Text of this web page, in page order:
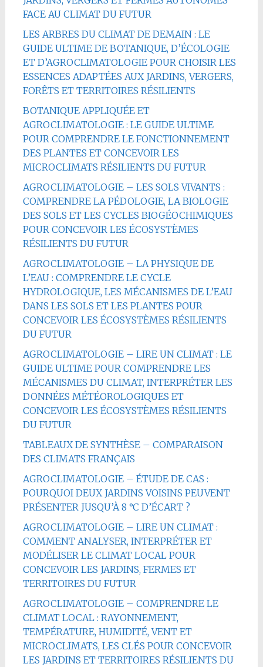
FACE AU CLIMAT DU FUTUR
LES ARBRES DU CLIMAT DE DEMAIN : LE
GUIDE ULTIME DE BOTANIQUE, D’ÉCOLOGIE
ET D’AGROCLIMATOLOGIE POUR CHOISIR LES
ESSENCES ADAPTÉES AUX JARDINS, VERGERS,
FORÊTS ET TERRITOIRES RÉSILIENTS
BOTANIQUE APPLIQUÉE ET
AGROCLIMATOLOGIE : LE GUIDE ULTIME
POUR COMPRENDRE LE FONCTIONNEMENT
DES PLANTES ET CONCEVOIR LES
MICROCLIMATS RÉSILIENTS DU FUTUR
AGROCLIMATOLOGIE – LES SOLS VIVANTS :
COMPRENDRE LA PÉDOLOGIE, LA BIOLOGIE
DES SOLS ET LES CYCLES BIOGÉOCHIMIQUES
POUR CONCEVOIR LES ÉCOSYSTÈMES
RÉSILIENTS DU FUTUR
AGROCLIMATOLOGIE – LA PHYSIQUE DE
L’EAU : COMPRENDRE LE CYCLE
HYDROLOGIQUE, LES MÉCANISMES DE L’EAU
DANS LES SOLS ET LES PLANTES POUR
CONCEVOIR LES ÉCOSYSTÈMES RÉSILIENTS
DU FUTUR
AGROCLIMATOLOGIE – LIRE UN CLIMAT : LE
GUIDE ULTIME POUR COMPRENDRE LES
MÉCANISMES DU CLIMAT, INTERPRÉTER LES
DONNÉES MÉTÉOROLOGIQUES ET
CONCEVOIR LES ÉCOSYSTÈMES RÉSILIENTS
DU FUTUR
TABLEAUX DE SYNTHÈSE – COMPARAISON
DES CLIMATS FRANÇAIS
AGROCLIMATOLOGIE – ÉTUDE DE CAS :
POURQUOI DEUX JARDINS VOISINS PEUVENT
PRÉSENTER JUSQU’À 8 °C D’ÉCART ?
AGROCLIMATOLOGIE – LIRE UN CLIMAT :
COMMENT ANALYSER, INTERPRÉTER ET
MODÉLISER LE CLIMAT LOCAL POUR
CONCEVOIR LES JARDINS, FERMES ET
TERRITOIRES DU FUTUR
AGROCLIMATOLOGIE – COMPRENDRE LE
CLIMAT LOCAL : RAYONNEMENT,
TEMPÉRATURE, HUMIDITÉ, VENT ET
MICROCLIMATS, LES CLÉS POUR CONCEVOIR
LES JARDINS ET TERRITOIRES RÉSILIENTS DU